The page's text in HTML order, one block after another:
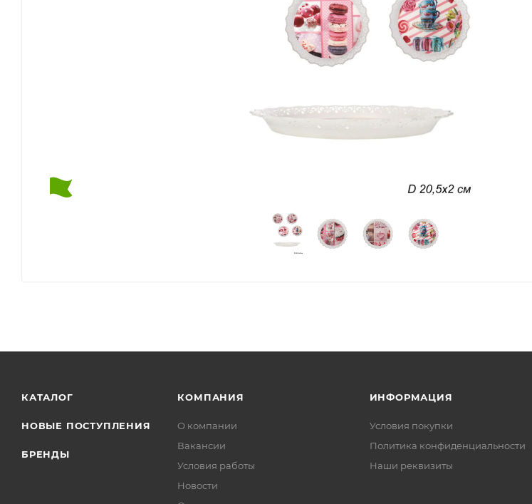
КАТАЛОГ
НОВЫЕ ПОСТУПЛЕНИЯ
БРЕНДЫ
КОМПАНИЯ
О компании
Вакансии
Условия работы
Новости
ИНФОРМАЦИЯ
Условия покупки
Политика конфиденциальности
Наши реквизиты